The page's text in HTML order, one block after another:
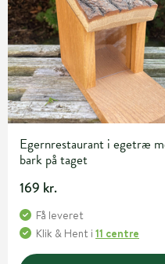
Egernrestaurant i egetræ
bark på taget
169 kr.
Få leveret
Klik & Hent i 11 centre